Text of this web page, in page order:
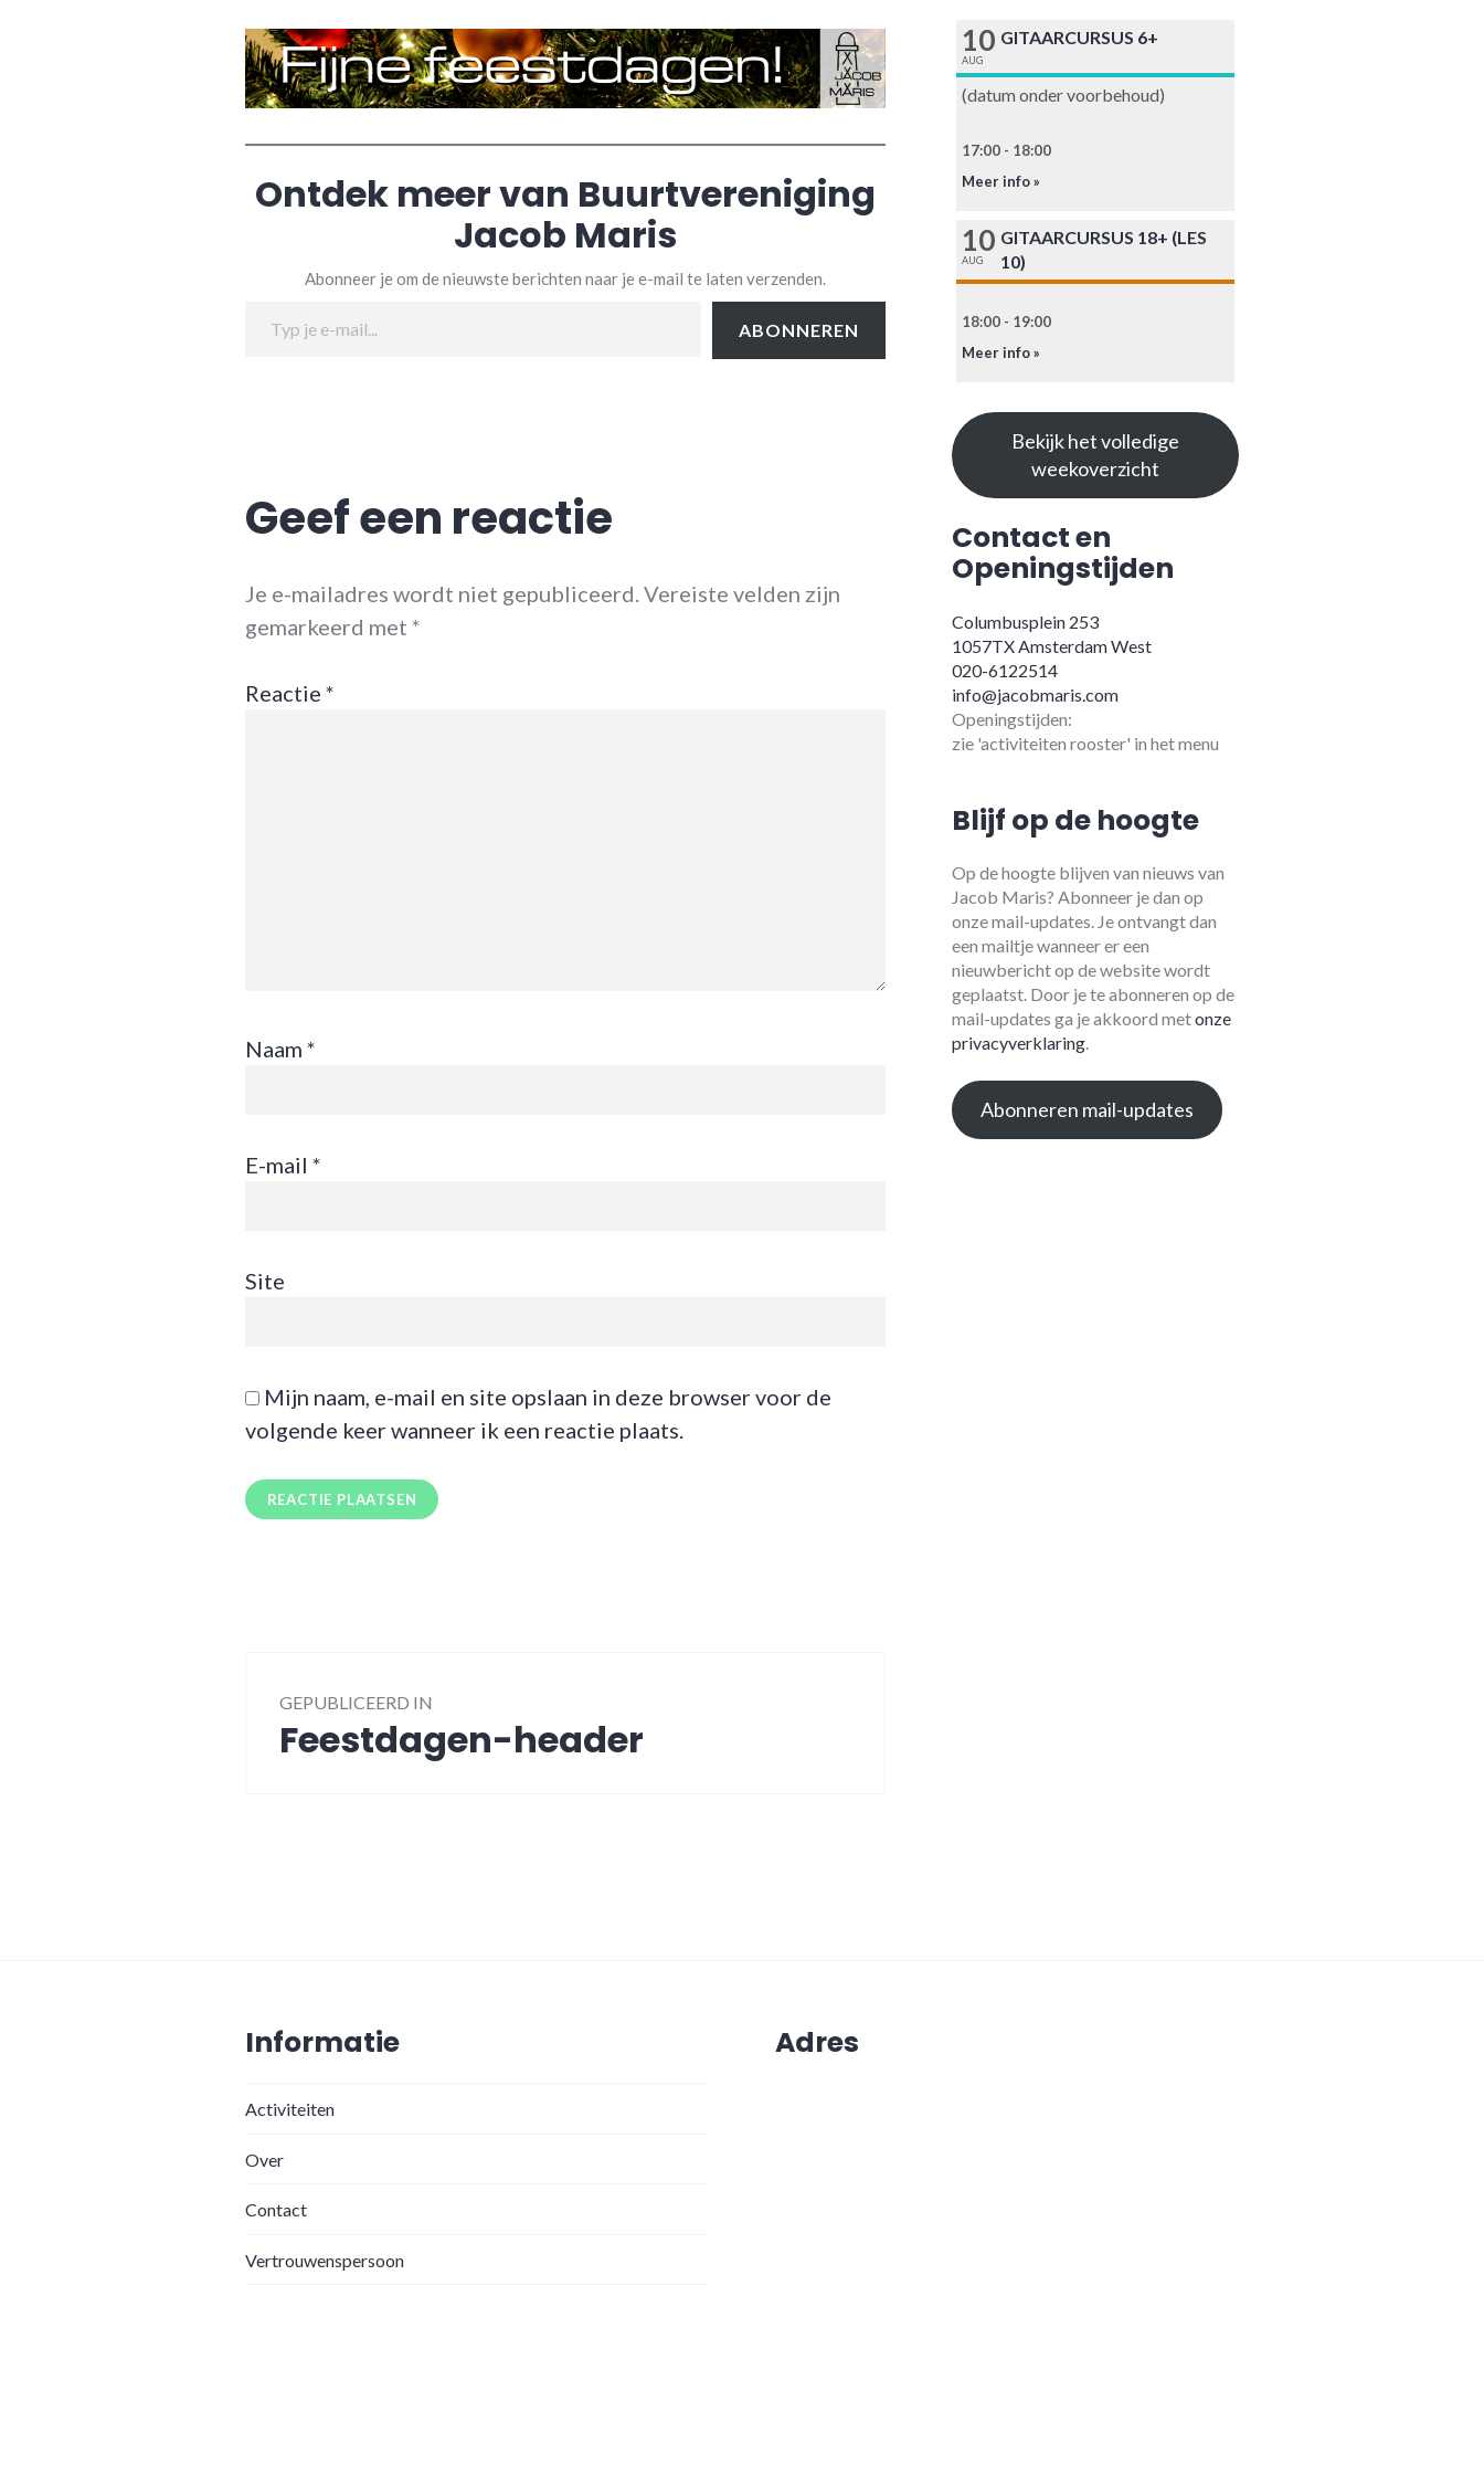
Ontdek meer van Buurtvereniging
Jacob Maris
Abonneer je om de nieuwste berichten naar je e-mail te laten verzenden.
ABONNEREN
Geef een reactie
Je e-mailadres wordt niet gepubliceerd.Vereiste velden zijn
gemarkeerd met *
Reactie *
Naam *
E-mail *
Site
Mijn naam, e-mail en site opslaan in deze browser voor de
volgende keer wanneer ik een reactie plaats.
navigatie
GEPUBLICEERD IN
Feestdagen-header
10
AUG
GITAARCURSUS 6+
(datum onder voorbehoud)
17:00 - 18:00
Meer info »
10
AUG
GITAARCURSUS 18+ (LES
10)
18:00 - 19:00
Meer info »
Bekijk het volledige
weekoverzicht
Contact en
Openingstijden
Columbusplein 253
1057TX Amsterdam West
020-6122514
info@jacobmaris.com
Openingstijden:
zie 'activiteiten rooster' in het menu
Blijf op de hoogte
Op de hoogte blijven van nieuws van
Jacob Maris? Abonneer je dan op
onze mail-updates. Je ontvangt dan
een mailtje wanneer er een
nieuwbericht op de website wordt
geplaatst. Door je te abonneren op de
mail-updates ga je akkoord metonze
privacyverklaring.
Abonneren mail-updates
Informatie
Activiteiten
Over
Contact
Vertrouwenspersoon
Adres